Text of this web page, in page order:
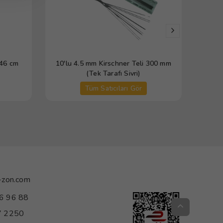
cm
10'lu 4.5 mm Kirschner Teli 300 mm
(Tek Tarafı Sivri)
Tüm Satıcıları Gör
96 88